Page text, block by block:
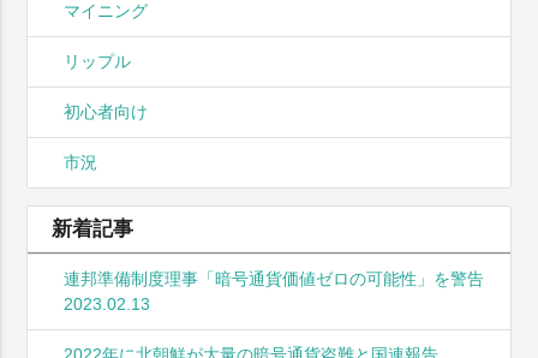
マイニング
リップル
初心者向け
市況
新着記事
連邦準備制度理事「暗号通貨価値ゼロの可能性」を警告
2023.02.13